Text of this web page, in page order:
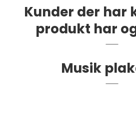
Kunder der har
produkt har
Musik